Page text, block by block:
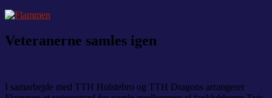
Veteranerne samles igen
I samarbejde med TTH Holstebro og TTH Dragons arrangerer